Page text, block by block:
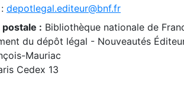
: depotlegal.editeur@bnf.fr
: Bibliothèque nationale de
du dépôt légal - Nouveautés
Mauriac
Cedex 13